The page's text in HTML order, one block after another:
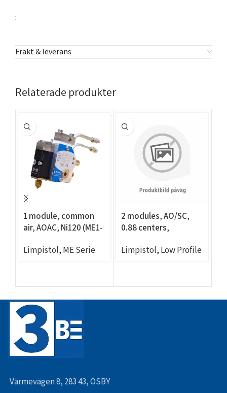
:
Frakt & leverans
Relaterade produkter
1 module, common
air, AOAC, Ni120 (ME1-
Limpistol, ME Serie
2 modules, AO/SC,
0.88 centers,
Limpistol, Low Profile
Värmevägen 8, 283 43, OSBY